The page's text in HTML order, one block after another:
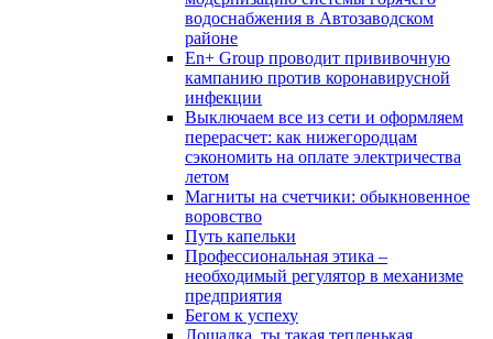
водоснабжения в Автозаводском
районе
En+ Group проводит прививочную
кампанию против коронавирусной
инфекции
Выключаем все из сети и оформляем
перерасчет: как нижегородцам
сэкономить на оплате электричества
летом
Магниты на счетчики: обыкновенное
воровство
Путь капельки
Профессиональная этика –
необходимый регулятор в механизме
предприятия
Бегом к успеху